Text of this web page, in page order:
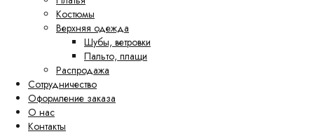
Костюмы
Верхняя одежда
Шубы, ветровки
Пальто, плащи
Распродажа
Сотрудничество
Оформление заказа
О нас
Контакты